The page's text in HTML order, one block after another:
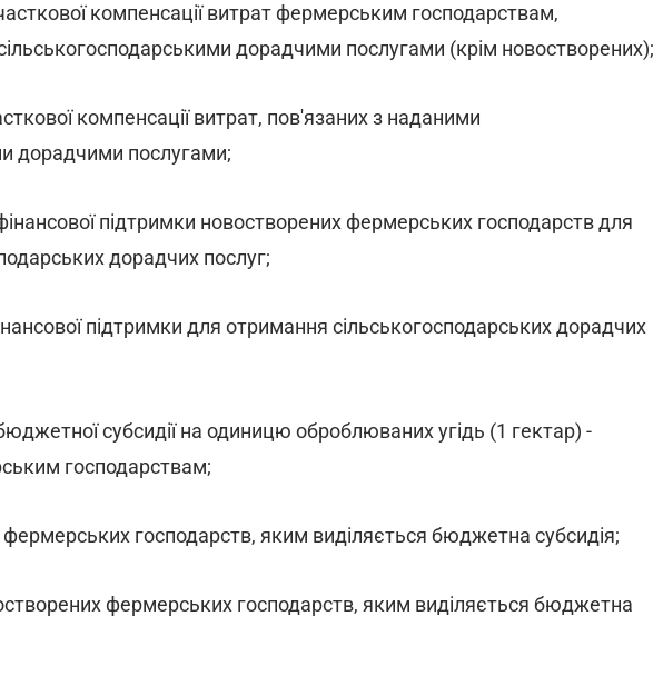
компенсації витрат фермерським господарствам,
дорадчими послугами (крім новостворених);
компенсації витрат, пов'язаних з наданими
дорадчими послугами;
підтримки новостворених фермерських господарств для
дорадчих послуг;
підтримки для отримання сільськогосподарських дорадчих
субсидії на одиницю оброблюваних угідь (1 гектар) -
господарствам;
господарств, яким виділяється бюджетна субсидія;
фермерських господарств, яким виділяється бюджетна